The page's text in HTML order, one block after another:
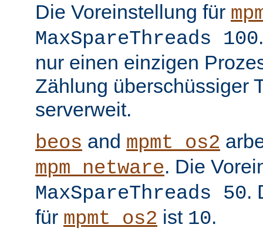
Die Voreinstellung für
MaxSpareThreads 100
nur einen einzigen
Zählung überschüssiger
serverweit.
beos and mpmt_os2
mpm_netware. Die
MaxSpareThreads 50.
für mpmt_os2 ist 10.